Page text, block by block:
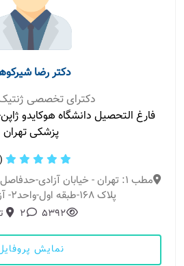
دکتر رضا
دکترای تخصصی
فارغ التحصیل دانشگاه هوکایدو
پزشکی تهران
(2)
مطب 1: تهران - خیابان آزادی-
پلاک 168-طبقه اول-واحد2- آزمایشگاه اهدا
5392
2
نمایش